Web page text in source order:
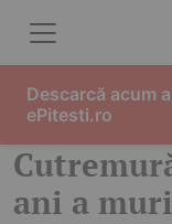
ani a
Descarcă acum
ePitesti.ro